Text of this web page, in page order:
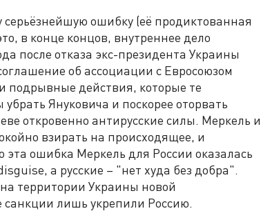
ошибку (её продиктованная
в конце концов, внутреннее дело
после отказа экс-президента Украины
об ассоциации с Евросоюзом
подрывные действия, которые те
Януковича и поскорее оторвать
откровенно антирусские силы. Меркель и
взирать на происходящее, и
ошибка Меркель для России оказалась
а русские – "нет худа без добра".
территории Украины новой
санкции лишь укрепили Россию.